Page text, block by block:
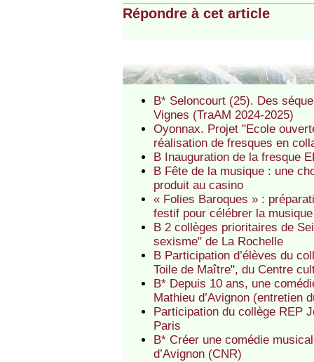
Répondre à cet article
B* Seloncourt (25). Des
Vignes (TraAM 2024-2025)
Oyonnax. Projet "Ecole
réalisation de fresques en
B Inauguration de la fresque
B Fête de la musique : une
produit au casino
« Folies Baroques » :
festif pour célébrer la
B 2 collèges prioritaires de
sexisme" de La Rochelle
B Participation d’élèves du
Toile de Maître", du Centre
B* Depuis 10 ans, une
Mathieu d’Avignon (entretien
Participation du collège REP
Paris
B* Créer une comédie
d’Avignon (CNR)